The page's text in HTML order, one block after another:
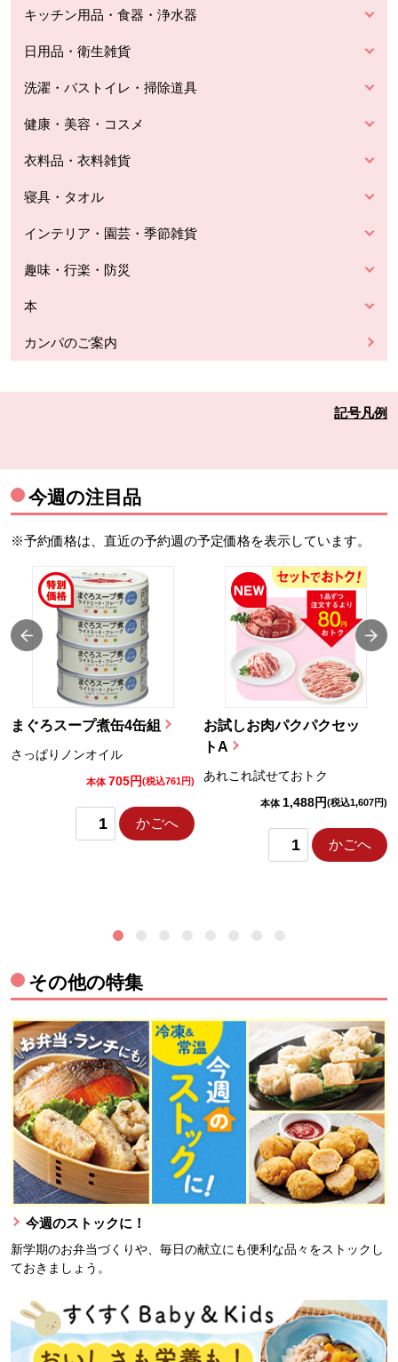
キッチン用品・食器・浄水器
日用品・衛生雑貨
洗濯・バストイレ・掃除道具
健康・美容・コスメ
衣料品・衣料雑貨
寝具・タオル
インテリア・園芸・季節雑貨
趣味・行楽・防災
本
カンパのご案内
記号凡例
今週の注目品
※予約価格は、直近の予約週の予定価格を表示しています。
まぐろスープ煮缶4缶組
さっぱりノンオイル
本体 705円(税込761円)
かごへ
お試しお肉パクパクセッ
トA
あれこれ試せておトク
本体 1,488円(税込1,607円)
かごへ
その他の特集
今週のストックに！
新学期のお弁当づくりや、毎日の献立にも便利な品々をストックし
ておきましょう。